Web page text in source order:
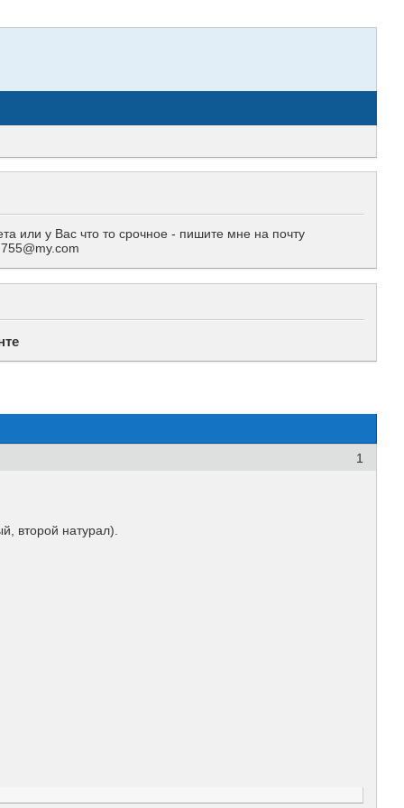
или у Вас что то срочное - пишите мне на почту
1
второй натурал).